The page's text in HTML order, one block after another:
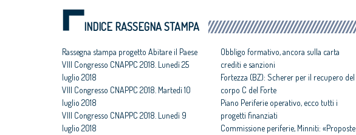
INDICE RASSEGNA STAMPA
Rassegna stampa progetto Abitare il Paese
VIII Congresso CNAPPC 2018. Lunedì 25
luglio 2018
VIII Congresso CNAPPC 2018. Martedì 10
luglio 2018
VIII Congresso CNAPPC 2018. Lunedì 9
luglio 2018
Obbligo formativo, ancora sulla carta
crediti e sanzioni
Fortezza (BZ): Scherer per il recupero del
corpo C del Forte
Piano Periferie operativo, ecco tutti i
progetti finanziati
Commissione periferie, Minniti: «Proposte